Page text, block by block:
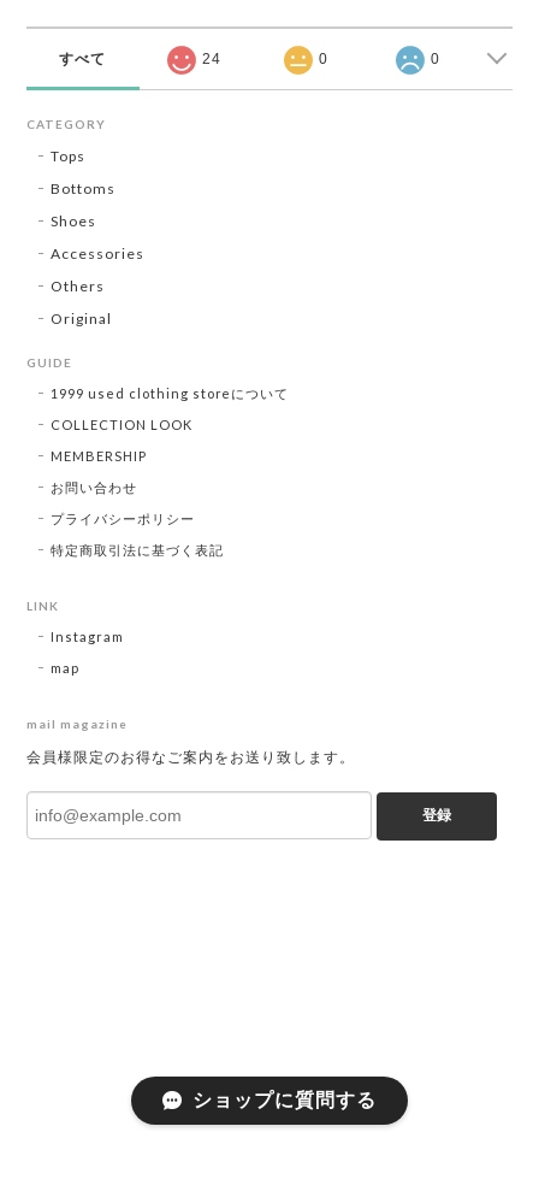
すべて 24 0 0
CATEGORY
Tops
Bottoms
Shoes
Accessories
Others
Original
GUIDE
1999 used clothing storeについて
COLLECTION LOOK
MEMBERSHIP
お問い合わせ
プライバシーポリシー
特定商取引法に基づく表記
LINK
Instagram
map
mail magazine
会員様限定のお得なご案内をお送り致します。
登録
ショップに質問する